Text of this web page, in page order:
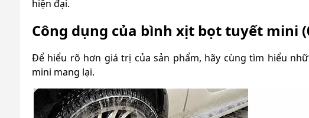
hiện đại.
Công dụng của bình xịt bọt tuyết mini
Để hiểu rõ hơn giá trị của sản phẩm, hãy cùng tìm hiểu
mini mang lại.